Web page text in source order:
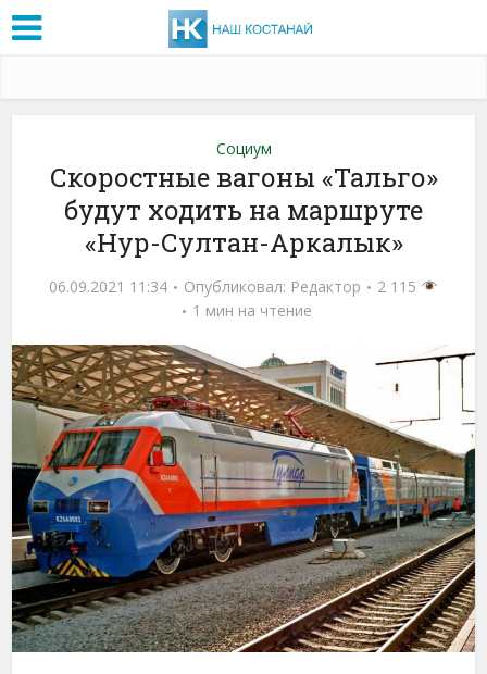
Социум
Скоростные вагоны «Тальго»
будут ходить на маршруте
«Нур-Султан-Аркалык»
06.09.2021 11:34 Опубликовал: Редактор
2 115
1 мин на чтение